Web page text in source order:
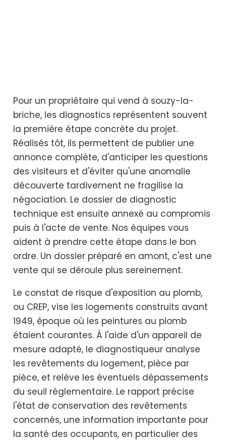
Pour un propriétaire qui vend à souzy-la-
briche, les diagnostics représentent souvent
la première étape concrète du projet.
Réalisés tôt, ils permettent de publier une
annonce complète, d'anticiper les questions
des visiteurs et d'éviter qu'une anomalie
découverte tardivement ne fragilise la
négociation. Le dossier de diagnostic
technique est ensuite annexé au compromis
puis à l'acte de vente. Nos équipes vous
aident à prendre cette étape dans le bon
ordre. Un dossier préparé en amont, c'est une
vente qui se déroule plus sereinement.
Le constat de risque d'exposition au plomb,
ou CREP, vise les logements construits avant
1949, époque où les peintures au plomb
étaient courantes. À l'aide d'un appareil de
mesure adapté, le diagnostiqueur analyse
les revêtements du logement, pièce par
pièce, et relève les éventuels dépassements
du seuil réglementaire. Le rapport précise
l'état de conservation des revêtements
concernés, une information importante pour
la santé des occupants, en particulier des